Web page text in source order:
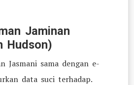
Jaminan
Hudson)
Jasmani sama dengan e-
data suci terhadap.